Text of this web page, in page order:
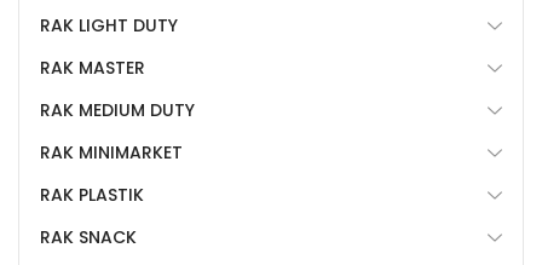
RAK LIGHT DUTY
RAK MASTER
RAK MEDIUM DUTY
RAK MINIMARKET
RAK PLASTIK
RAK SNACK